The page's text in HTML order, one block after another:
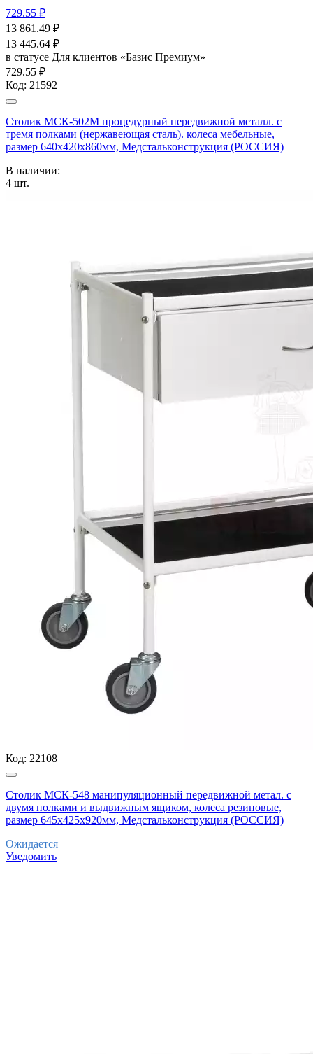
729.55 ₽
13 861.49 ₽
13 445.64 ₽
в статусе Для клиентов «Базис Премиум»
729.55 ₽
Код: 21592
Столик МСК-502М процедурный передвижной металл. с
тремя полками (нержавеющая сталь). колеса мебельные,
размер 640х420х860мм, Медстальконструкция (РОССИЯ)
В наличии:
4 шт.
Код: 22108
Столик МСК-548 манипуляционный передвижной метал. с
двумя полками и выдвижным ящиком, колеса резиновые,
размер 645х425х920мм, Медстальконструкция (РОССИЯ)
Ожидается
Уведомить